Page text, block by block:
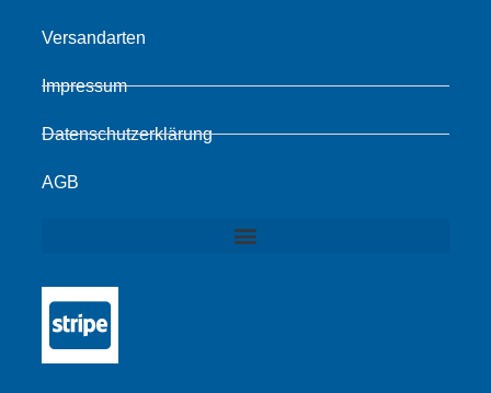
Versandarten
Impressum
Datenschutzerklärung
AGB